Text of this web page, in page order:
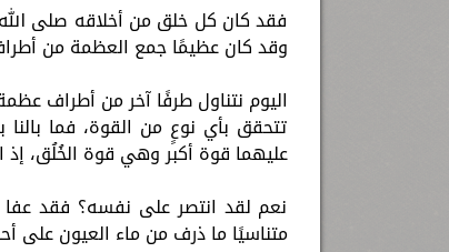
فقد كان كل خلق من أخلاقه صلى
وقد كان عظيمًا جمع العظمة من
اليوم نتناول طرفًا آخر من أطراف
تتحقق بأي نوعٍ من القوة، فما
عليهما قوة أكبر وهي قوة الخُلُق،
نعم لقد انتصر على نفسه؟ فقد
متناسيًا ما ذرف من ماء العيون على